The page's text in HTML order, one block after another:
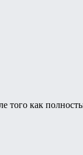
того как